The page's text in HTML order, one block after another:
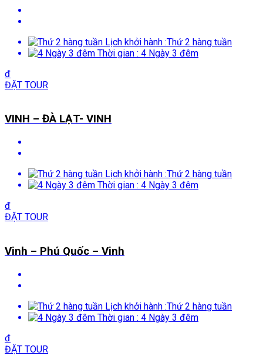
Lịch khởi hành :Thứ 2 hàng tuần
Thời gian : 4 Ngày 3 đêm
đ
ĐẶT TOUR
VINH – ĐÀ LẠT- VINH
Lịch khởi hành :Thứ 2 hàng tuần
Thời gian : 4 Ngày 3 đêm
đ
ĐẶT TOUR
Vinh – Phú Quốc – Vinh
Lịch khởi hành :Thứ 2 hàng tuần
Thời gian : 4 Ngày 3 đêm
đ
ĐẶT TOUR